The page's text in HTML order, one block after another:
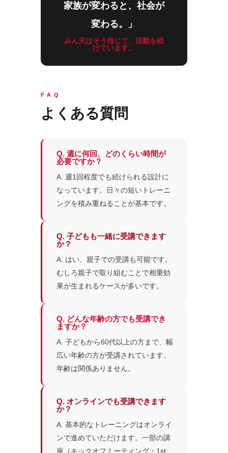
家族が変わると、社会が
変わる。」
みん天はそう信じて、活動を続
けています。
FAQ
よくある質問
Q. 週に何回、どのくらい時間が
必要ですか？
A. 週1回程度でも続けられる設計に
なっています。日々の短いトレーニ
ングを積み重ねることが基本です。
Q. 子どもも一緒に受講できます
か？
A. はい。親子での受講も可能です。
むしろ親子で取り組むことで相乗効
果が生まれるケースが多いです。
Q. どんな年齢の方でも受講でき
ますか？
A. 子どもから60代以上の方まで、幅
広い年齢の方が受講されています。
年齢は関係ありません。
Q. オンラインでも受講できます
か？
A. 基本的なトレーニングはオンライ
ンで進めていただけます。一部の講
座（キックオフミーティング・1st